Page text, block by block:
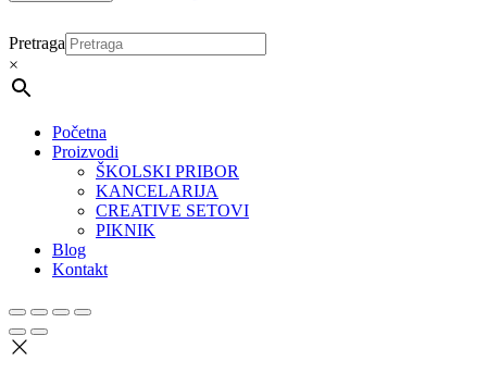
Pretraga
×
Početna
Proizvodi
ŠKOLSKI PRIBOR
KANCELARIJA
CREATIVE SETOVI
PIKNIK
Blog
Kontakt